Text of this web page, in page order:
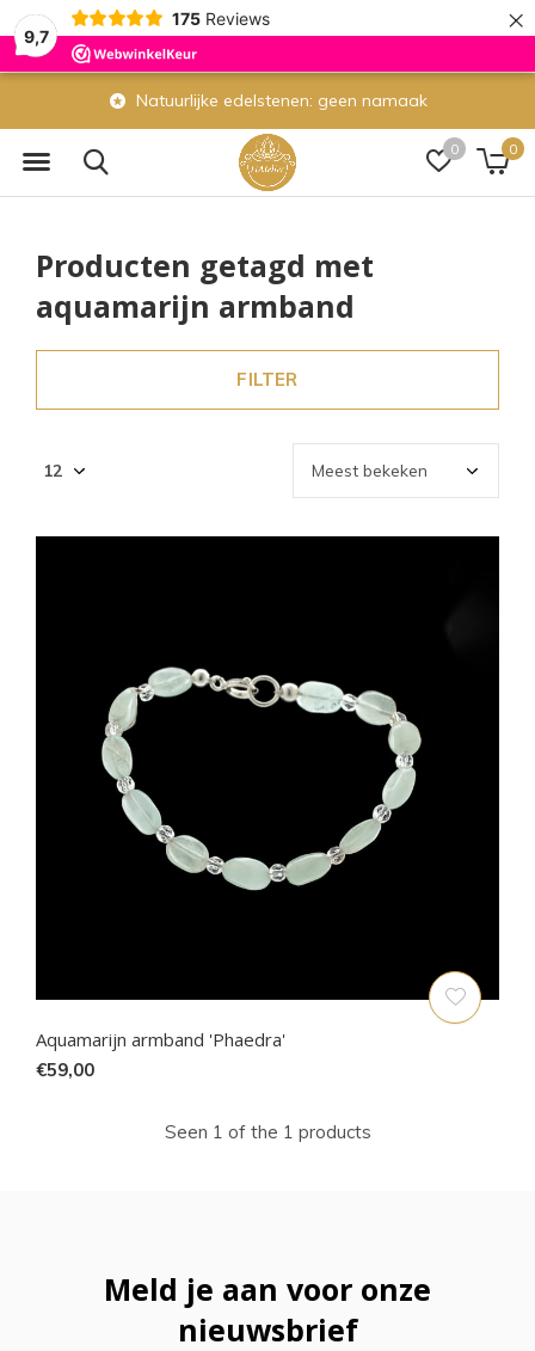
9,7
175 Reviews ×
0 0
Natuurlijke edelstenen: geen namaak
Producten getagd met
aquamarijn armband
FILTER
Aquamarijn armband 'Phaedra'
€59,00
Seen 1 of the 1 products
Meld je aan voor onze
nieuwsbrief